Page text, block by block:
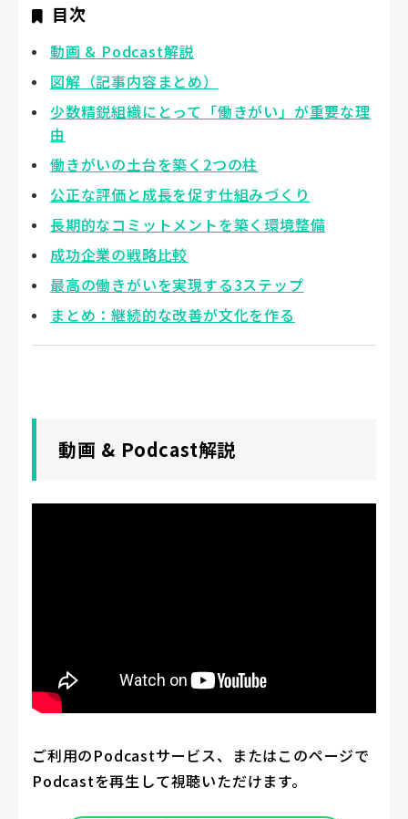
目次
動画 & Podcast解説
図解（記事内容まとめ）
少数精鋭組織にとって「働きがい」が重要な理
由
働きがいの土台を築く2つの柱
公正な評価と成長を促す仕組みづくり
長期的なコミットメントを築く環境整備
成功企業の戦略比較
最高の働きがいを実現する3ステップ
まとめ：継続的な改善が文化を作る
動画 & Podcast解説
ご利用のPodcastサービス、またはこのページで
Podcastを再生して視聴いただけます。